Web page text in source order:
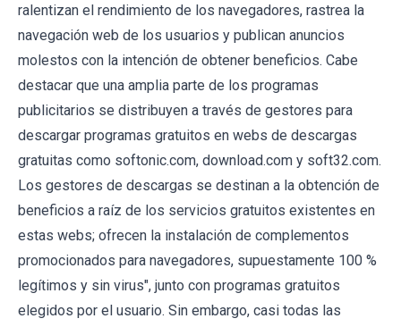
ralentizan el rendimiento de los navegadores, rastrea la
navegación web de los usuarios y publican anuncios
molestos con la intención de obtener beneficios. Cabe
destacar que una amplia parte de los programas
publicitarios se distribuyen a través de gestores para
descargar programas gratuitos en webs de descargas
gratuitas como softonic.com, download.com y soft32.com.
Los gestores de descargas se destinan a la obtención de
beneficios a raíz de los servicios gratuitos existentes en
estas webs; ofrecen la instalación de complementos
promocionados para navegadores, supuestamente 100 %
legítimos y sin virus", junto con programas gratuitos
elegidos por el usuario. Sin embargo, casi todas las